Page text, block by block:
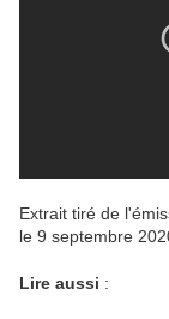
Extrait tiré de
le 9 septembre
Lire aussi :